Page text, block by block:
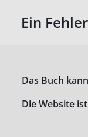
Ein
Das Buch
Die Website